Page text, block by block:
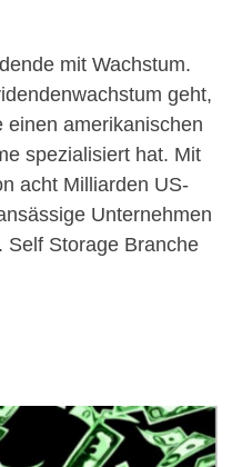
mit Wachstum.
geht,
einen amerikanischen
spezialisiert hat. Mit
acht Milliarden US-
Unternehmen
Self Storage Branche